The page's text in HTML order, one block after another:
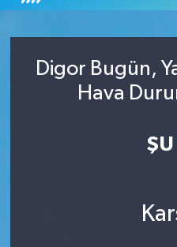
Digor Bugün,
Hava
ŞU
Tüm Manşetler
Son Dakika Haberleri